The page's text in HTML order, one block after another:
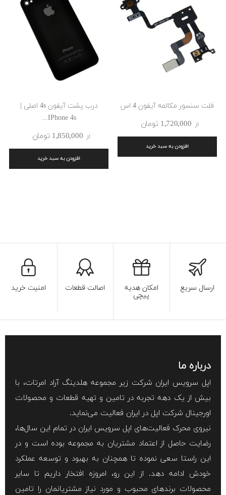
فلت سنسور مکالمه آیفون 4 اس
از 1٬720٬000 ‎تومان
افزودن به سبد خرید
درب پشت آیفون 4s اصلی |
IPhone 4s...
از 1٬850٬000 ‎تومان
افزودن به سبد خرید
ارسال سریع امکان هدیه
پیچی
اصالت قطعات امنیت خرید
درباره ما
اپل سرویس ایران شرکت زیر مجموعه هلدینگ آراد امرتات، با
بیش از یک دهه تجربه در تامین و تهیه قطعات و محصولات
اورجینال شرکت اپل در ایران فعالیت می‌نماید.
نیروی محرک فعالیت‌های اپل سرویس ایران در تمام این سال‌ها،
رضایت حاصل از اعتماد مشتریان به مجموعه بوده است و در
این راستا سعی نموده تا همچنان به بهبود و توسعه عملکرد
خودش ادامه دهد. از این رو، امروزه افتخار داریم تا سایر
محصولات برند‌های محبوب و مورد نیاز مشتریانمان را تامین